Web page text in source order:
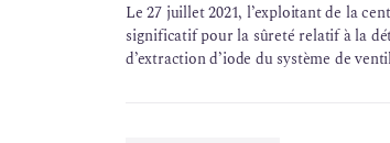
Le 27 juillet 2021, l’exploitant de la
significatif pour la sûreté relatif à la
d’extraction d’iode du système de